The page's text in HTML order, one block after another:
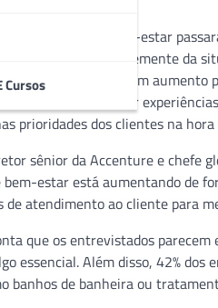
Cursos
a saúde e o bem-estar
área, independentemente da
& Services . “Com um
devem usar
prioridades dos clientes na
sênior da Accenture e chefe
estar está aumentando de
de atendimento ao cliente para
que os entrevistados
essencial. Além disso, 42%
banhos de banheira ou